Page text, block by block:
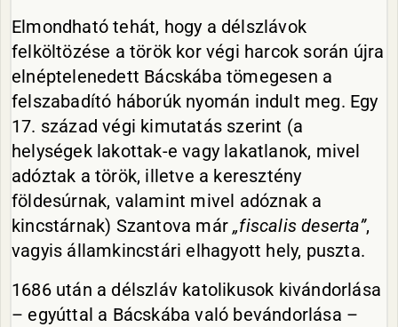
Elmondható tehát, hogy a délszlávok
felköltözése a török kor végi harcok során újra
elnéptelenedett Bácskába tömegesen a
felszabadító háborúk nyomán indult meg. Egy
17. század végi kimutatás szerint (a
helységek lakottak-e vagy lakatlanok, mivel
adóztak a török, illetve a keresztény
földesúrnak, valamint mivel adóznak a
kincstárnak) Szantova már„fiscalis deserta”,
vagyis államkincstári elhagyott hely, puszta.
1686 után a délszláv katolikusok kivándorlása
– egyúttal a Bácskába való bevándorlása –